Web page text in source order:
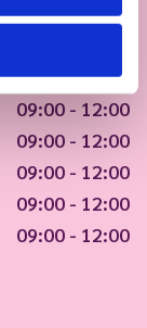
09:00 - 12:00
09:00 - 12:00
09:00 - 12:00
09:00 - 12:00
09:00 - 12:00